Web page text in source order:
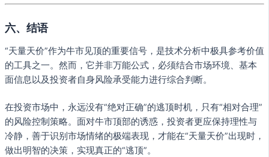
六、结语
“天量天价”作为牛市见顶的重要信号，是技术分析中极具参考价值
的工具之一。然而，它并非万能公式，必须结合市场环境、基本
面信息以及投资者自身风险承受能力进行综合判断。
在投资市场中，永远没有“绝对正确”的逃顶时机，只有“相对合理”
的风险控制策略。面对牛市顶部的诱惑，投资者更应保持理性与
冷静，善于识别市场情绪的极端表现，才能在“天量天价”出现时，
做出明智的决策，实现真正的“逃顶”。